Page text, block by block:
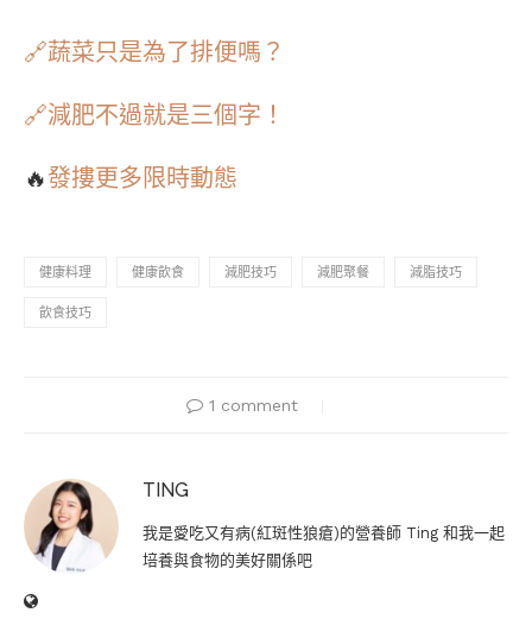
🔗蔬菜只是為了排便嗎？
🔗減肥不過就是三個字！
🔥發摟更多限時動態
健康料理 健康飲食 減肥技巧 減肥聚餐 減脂技巧
飲食技巧
1 comment
TING
我是愛吃又有病(紅斑性狼瘡)的營養師 Ting 和我一起
培養與食物的美好關係吧